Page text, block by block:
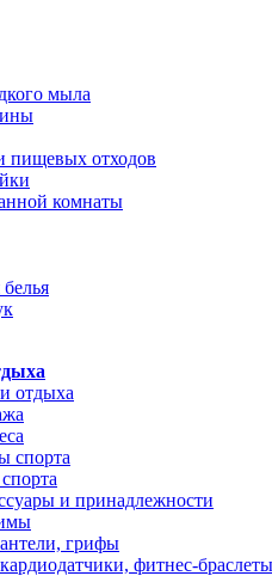
мыла
пищевых отходов
комнаты
отдыха
спорта
и принадлежности
грифы
фитнес-браслеты